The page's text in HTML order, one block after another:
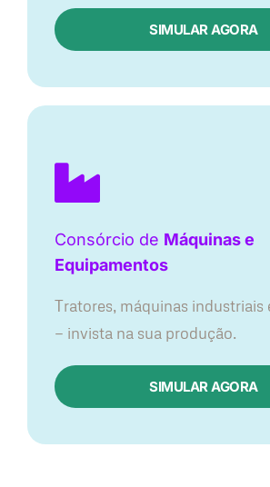
SIMULAR AGORA
Consórcio de Máquinas e
Equipamentos
Tratores, máquinas industriais
— invista na sua produção.
SIMULAR AGORA